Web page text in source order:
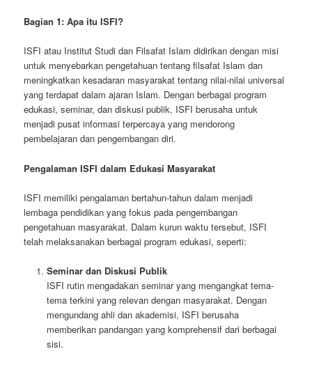
Bagian 1: Apa itu ISFI?
ISFI atau Institut Studi dan Filsafat Islam didirikan dengan misi
untuk menyebarkan pengetahuan tentang filsafat Islam dan
meningkatkan kesadaran masyarakat tentang nilai-nilai universal
yang terdapat dalam ajaran Islam. Dengan berbagai program
edukasi, seminar, dan diskusi publik, ISFI berusaha untuk
menjadi pusat informasi terpercaya yang mendorong
pembelajaran dan pengembangan diri.
Pengalaman ISFI dalam Edukasi Masyarakat
ISFI memiliki pengalaman bertahun-tahun dalam menjadi
lembaga pendidikan yang fokus pada pengembangan
pengetahuan masyarakat. Dalam kurun waktu tersebut, ISFI
telah melaksanakan berbagai program edukasi, seperti:
Seminar dan Diskusi Publik
ISFI rutin mengadakan seminar yang mengangkat tema-
tema terkini yang relevan dengan masyarakat. Dengan
mengundang ahli dan akademisi, ISFI berusaha
memberikan pandangan yang komprehensif dari berbagai
sisi.